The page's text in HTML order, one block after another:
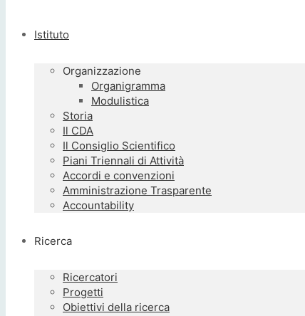
Istituto
Organizzazione
Organigramma
Modulistica
Storia
Il CDA
Il Consiglio Scientifico
Piani Triennali di Attività
Accordi e convenzioni
Amministrazione Trasparente
Accountability
Ricerca
Ricercatori
Progetti
Obiettivi della ricerca